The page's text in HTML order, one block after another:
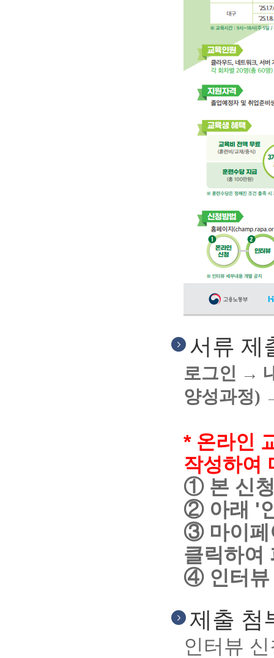
서류 제
로그인 →
양성과정)
* 온라인
작성하여
① 본 신
② 아래 '
③ 마이페
클릭하여
④ 인터
제출 첨
인터뷰